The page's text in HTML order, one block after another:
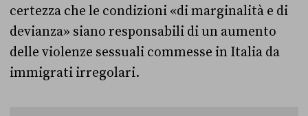
certezza che le condizioni «di marginalità e di
devianza» siano responsabili di un aumento
delle violenze sessuali commesse in Italia da
immigrati irregolari.